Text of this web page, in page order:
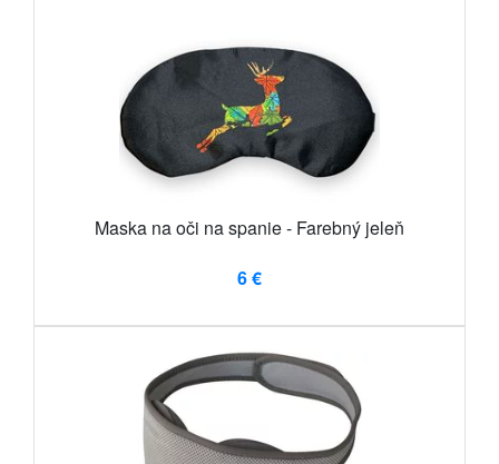
Maska na oči na spanie - Farebný jeleň
6 €